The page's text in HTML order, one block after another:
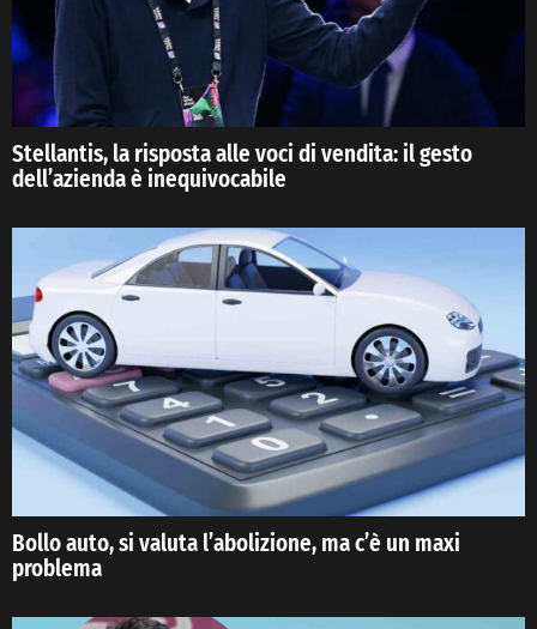
Stellantis, la risposta alle voci di vendita: il gesto
dell’azienda è inequivocabile
Bollo auto, si valuta l’abolizione, ma c’è un maxi
problema